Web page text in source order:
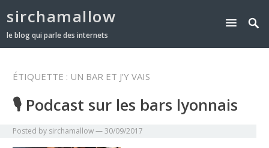
sirchamallow
le blog qui parle des internets
ÉTIQUETTE : UN BAR ET J’Y VAIS
🎙 Podcast sur les bars lyonnais
Posted by sirchamallow—30/09/2017